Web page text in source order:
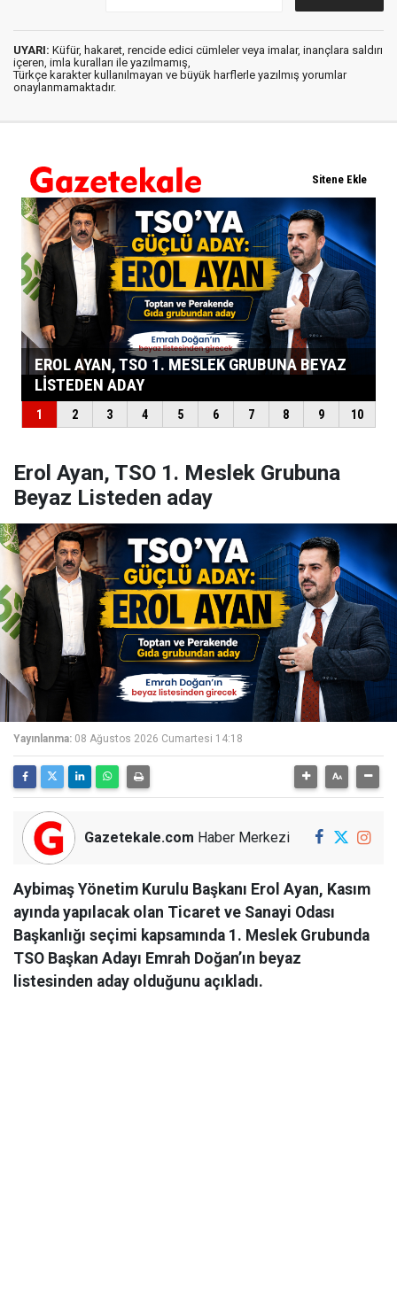
UYARI: Küfür, hakaret, rencide edici cümleler veya imalar, inançlara saldırı
içeren, imla kuralları ile yazılmamış,
Türkçe karakter kullanılmayan ve büyük harflerle yazılmış yorumlar
onaylanmamaktadır.
Erol Ayan, TSO 1. Meslek Grubuna
Beyaz Listeden aday
Yayınlanma: 08 Ağustos 2026 Cumartesi 14:18
Gazetekale.com Haber Merkezi
Aybimaş Yönetim Kurulu Başkanı Erol Ayan, Kasım
ayında yapılacak olan Ticaret ve Sanayi Odası
Başkanlığı seçimi kapsamında 1. Meslek Grubunda
TSO Başkan Adayı Emrah Doğan’ın beyaz
listesinden aday olduğunu açıkladı.